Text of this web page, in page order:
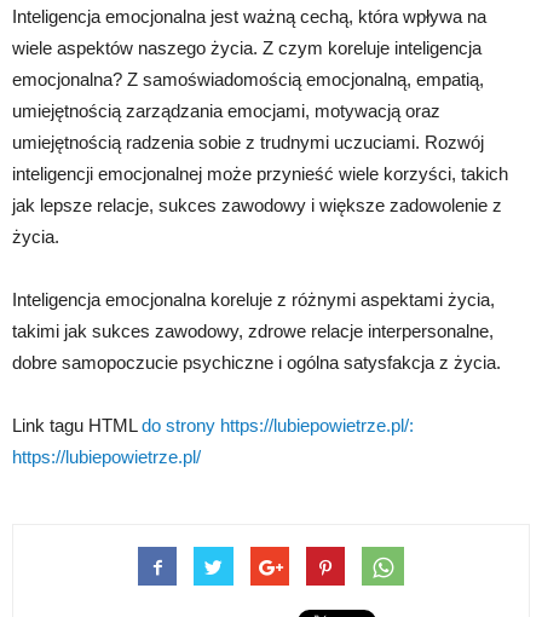
Inteligencja emocjonalna jest ważną cechą, która wpływa na
wiele aspektów naszego życia. Z czym koreluje inteligencja
emocjonalna? Z samoświadomością emocjonalną, empatią,
umiejętnością zarządzania emocjami, motywacją oraz
umiejętnością radzenia sobie z trudnymi uczuciami. Rozwój
inteligencji emocjonalnej może przynieść wiele korzyści, takich
jak lepsze relacje, sukces zawodowy i większe zadowolenie z
życia.
Inteligencja emocjonalna koreluje z różnymi aspektami życia,
takimi jak sukces zawodowy, zdrowe relacje interpersonalne,
dobre samopoczucie psychiczne i ogólna satysfakcja z życia.
Link tagu HTMLdo strony https://lubiepowietrze.pl/:
https://lubiepowietrze.pl/